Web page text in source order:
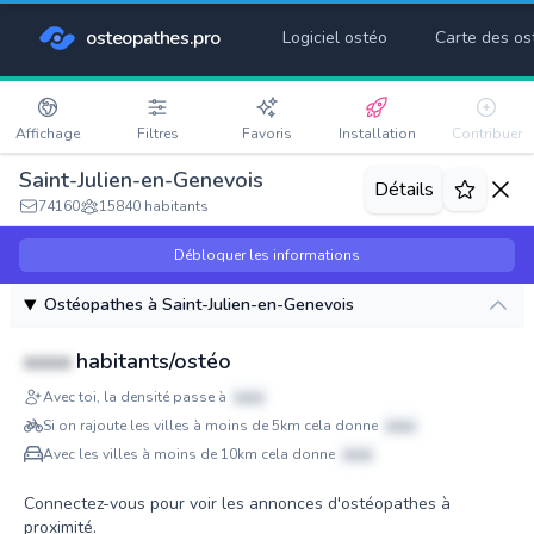
osteopathes.pro Logiciel ostéo Carte des
Affichage Filtres Favoris Installation Contribuer
Saint-Julien-en-Genevois
74160 15840 habitants
Détails
Débloquer les informations
Ostéopathes à Saint-Julien-en-Genevois
xxxx habitants/ostéo
Avec toi, la densité passe à
xxxx
Si on rajoute les villes à moins de 5km cela donne
xxxx
Avec les villes à moins de 10km cela donne
xxxx
Connectez-vous pour voir les annonces d'ostéopathes à
proximité.